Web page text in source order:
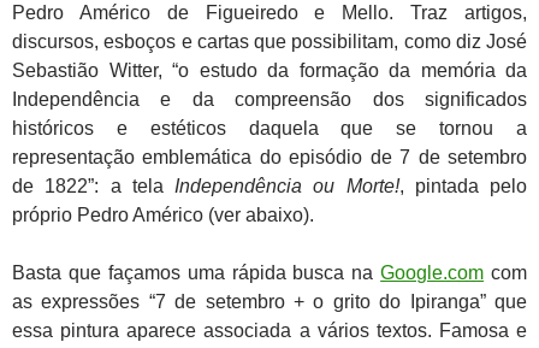
Pedro Américo de Figueiredo e Mello. Traz artigos,
discursos, esboços e cartas que possibilitam, como diz José
Sebastião Witter, “o estudo da formação da memória da
Independência e da compreensão dos significados
históricos e estéticos daquela que se tornou a
representação emblemática do episódio de 7 de setembro
de 1822”: a tela Independência ou Morte!, pintada pelo
próprio Pedro Américo (ver abaixo).
Basta que façamos uma rápida busca naGoogle.com com
as expressões “7 de setembro + o grito do Ipiranga” que
essa pintura aparece associada a vários textos. Famosa e